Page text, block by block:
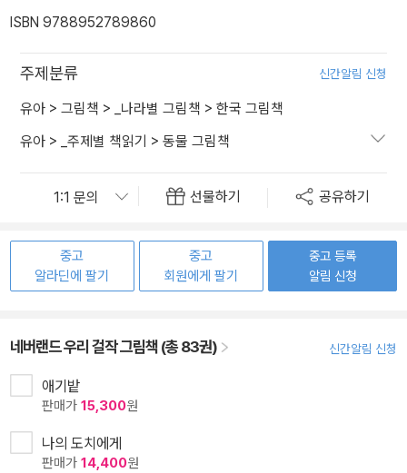
ISBN 9788952789860
주제분류 신간알림 신청
유아 > 그림책 > _나라별 그림책 > 한국 그림책
유아 > _주제별 책읽기 > 동물 그림책
선물하기 공유하기
중고
알라딘에 팔기
중고
회원에게 팔기
중고 등록
알림 신청
네버랜드 우리 걸작 그림책 (총 83권) 신간알림 신청
애기밭
판매가 15,300원
나의 도치에게
판매가 14,400원